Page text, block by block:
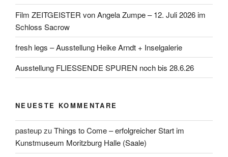
Film ZEITGEISTER von Angela Zumpe – 12. Juli 2026 im
Schloss Sacrow
fresh legs – Ausstellung Heike Arndt + Inselgalerie
Ausstellung FLIESSENDE SPUREN noch bis 28.6.26
NEUESTE KOMMENTARE
pasteupzuThings to Come – erfolgreicher Start im
Kunstmuseum Moritzburg Halle (Saale)